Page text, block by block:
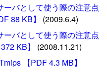
バとして使う際の注意点
88 KB】
(2009.6.4)
バとして使う際の注意点
KB】
(2008.11.21)
【PDF 4.3 MB】